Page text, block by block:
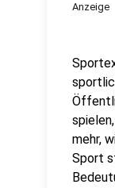
Anzeige
mehr,
Sport